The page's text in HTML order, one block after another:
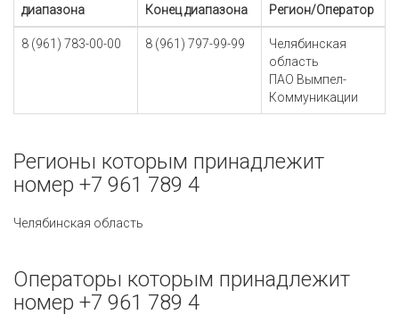
диапазона
Конец диапазона Регион/Оператор
8 (961) 783-00-00 8 (961) 797-99-99
Челябинская
область
ПАО Вымпел-
Коммуникации
Регионы которым принадлежит
номер +7 961 789 4
Челябинская область
Операторы которым принадлежит
номер +7 961 789 4